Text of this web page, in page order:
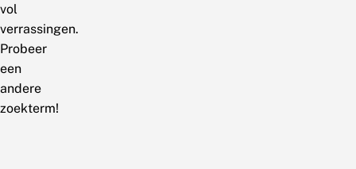
vol
verrassingen.
Probeer
een
andere
zoekterm!